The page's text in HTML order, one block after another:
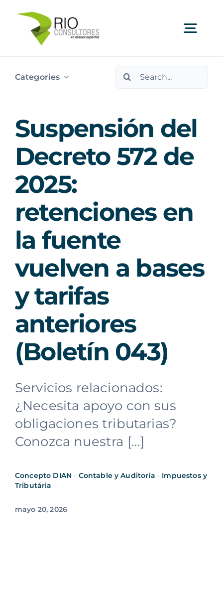
content
Categories
Search
Suspensión del
Decreto 572 de
2025:
retenciones en
la fuente
vuelven a bases
y tarifas
anteriores
(Boletín 043)
Servicios relacionados:
¿Necesita apoyo con sus
obligaciones tributarias?
Conozca nuestra [...]
Concepto DIAN • Contable y Auditoría • Impuestos y
Tributária
mayo 20, 2026